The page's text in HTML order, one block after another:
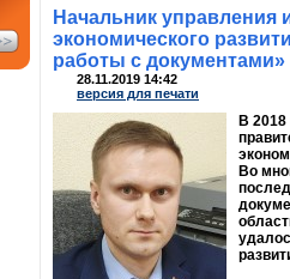
Начальник
экономического
работы с документами»
28.11.2019 14:42
версия для печати
В 2018
Во